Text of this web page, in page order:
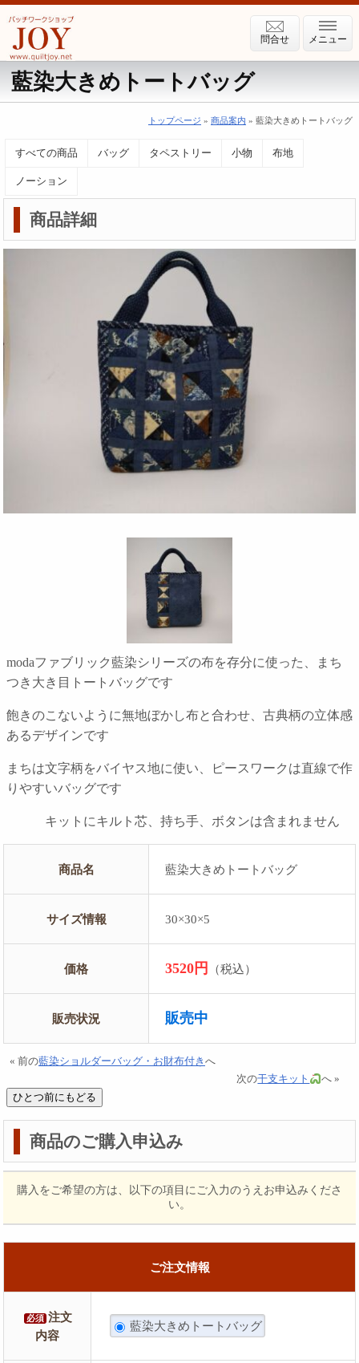
メニュー
問合せ
藍染大きめトートバッグ
トップページ » 商品案内 » 藍染大きめトートバッグ
すべての商品 バッグ タペストリー 小物 布地
ノーション
商品詳細
modaファブリック藍染シリーズの布を存分に使った、まち
つき大き目トートバッグです
飽きのこないように無地ぼかし布と合わせ、古典柄の立体感
あるデザインです
まちは文字柄をバイヤス地に使い、ピースワークは直線で作
りやすいバッグです
キットにキルト芯、持ち手、ボタンは含まれません
商品名 藍染大きめトートバッグ
サイズ情報 30×30×5
価格 3520円 （税込）
販売状況 販売中
« 前の藍染ショルダーバッグ・お財布付き へ
次の干支キット へ »
商品のご購入申込み
購入をご希望の方は、以下の項目にご入力のうえお申込みくださ
い。
ご注文情報
必須 注文
内容
藍染大きめトートバッグ